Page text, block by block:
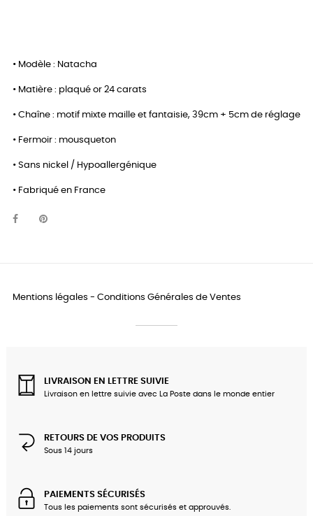
• Modèle : Natacha
• Matière : plaqué or 24 carats
• Chaîne : motif mixte maille et fantaisie, 39cm + 5cm de réglage
• Fermoir : mousqueton
• Sans nickel / Hypoallergénique
• Fabriqué en France
Mentions légales - Conditions Générales de Ventes
LIVRAISON EN LETTRE SUIVIE
Livraison en lettre suivie avec La Poste dans le monde entier
RETOURS DE VOS PRODUITS
Sous 14 jours
PAIEMENTS SÉCURISÉS
Tous les paiements sont sécurisés et approuvés.